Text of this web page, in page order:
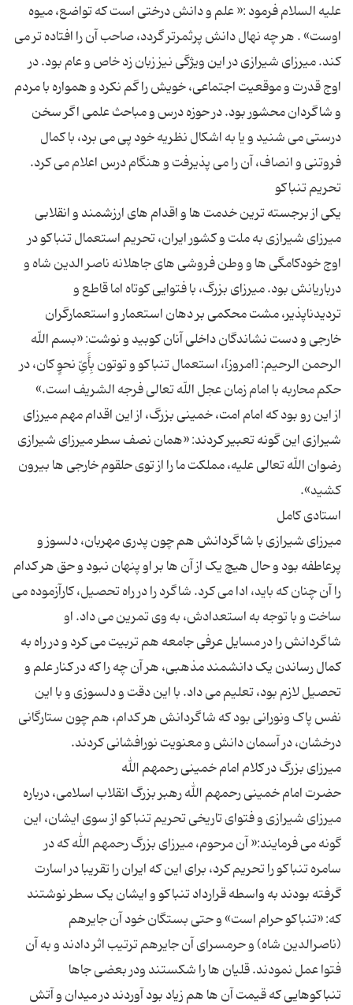
علیه السلام فرمود :« علم و دانش درختی است که تواضع، میوه
اوست» . هر چه نهال دانش پرثمرتر گردد، صاحب آن را افتاده تر می
کند. میرزای شیرازی در این ویژگی نیز زبان زد خاص و عام بود. در
اوج قدرت و موقعیت اجتماعی، خویش را گم نکرد و همواره با مردم
و شاگردان محشور بود. در حوزه درس و مباحث علمی اگر سخن
درستی می شنید و یا به اشکال نظریه خود پی می برد، با کمال
یکی از برجسته ترین خدمت ها و اقدام های ارزشمند و انقلابی
میرزای شیرازی به ملت و کشور ایران، تحریم استعمال تنباکو در
اوج خودکامگی ها و وطن فروشی های جاهلانه ناصر الدین شاه و
درباریانش بود. میرزای بزرگ، با فتوایی کوتاه اما قاطع و
تردیدناپذیر، مشت محکمی بر دهان استعمار و استعمارگران
خارجی و دست نشاندگان داخلی آنان کوبید و نوشت: «بسم اللّه
الرحمن الرحیم: [امروز]، استعمال تنباکو و توتون بِأَیِّ نحوٍ کان، در
از این رو بود که امام امت، خمینی بزرگ، از این اقدام مهم میرزای
شیرازی این گونه تعبیر کردند: «همان نصف سطر میرزای شیرازی
رضوان اللّه تعالی علیه، مملکت ما را از توی حلقوم خارجی ها بیرون
میرزای شیرازی با شاگردانش هم چون پدری مهربان، دلسوز و
پرعاطفه بود و حال هیچ یک از آن ها بر او پنهان نبود و حق هر کدام
را آن چنان که باید، ادا می کرد. شاگرد را در راه تحصیل، کارآزموده می
ساخت و با توجه به استعدادش، به وی تمرین می داد. او
شاگردانش را در مسایل عرفی جامعه هم تربیت می کرد و در راه به
کمال رساندن یک دانشمند مذهبی، هر آن چه را که در کنار علم و
تحصیل لازم بود، تعلیم می داد. با این دقت و دلسوزی و با این
نفس پاک ونورانی بود که شاگردانش هر کدام، هم چون ستارگانی
حضرت امام خمینی رحمهم الله رهبر بزرگ انقلاب اسلامی، درباره
میرزای شیرازی و فتوای تاریخی تحریم تنباکو از سوی ایشان، این
گونه می فرمایند:« آن مرحوم، میرزای بزرگ رحمهم الله که در
سامره تنباکو را تحریم کرد، برای این که ایران را تقریبا در اسارت
گرفته بودند به واسطه قرارداد تنباکو و ایشان یک سطر نوشتند
که: «تنباکو حرام است» و حتی بستگان خود آن جایرهم
(ناصرالدین شاه) و حرمسرای آن جایرهم ترتیب اثر دادند و به آن
فتوا عمل نمودند. قلیان ها را شکستند ودر بعضی جاها
تنباکوهایی که قیمت آن ها هم زیاد بود آوردند در میدان و آتش